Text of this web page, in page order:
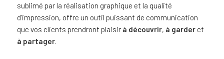
sublimé par la réalisation graphique et la qualité
d’impression, offre un outil puissant de communication
que vos clients prendront plaisir à découvrir, à garderet
à partager.